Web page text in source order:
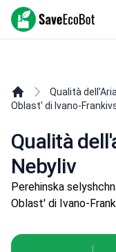
SaveEcoBot
Qualità
Oblast' di Ivano-
Qualità
Nebyliv
Perehinska
Oblast' di Ivano-